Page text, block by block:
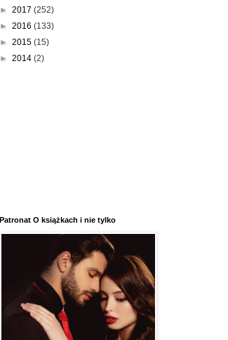
► 2017 (252)
► 2016 (133)
► 2015 (15)
► 2014 (2)
Patronat O książkach i nie tylko